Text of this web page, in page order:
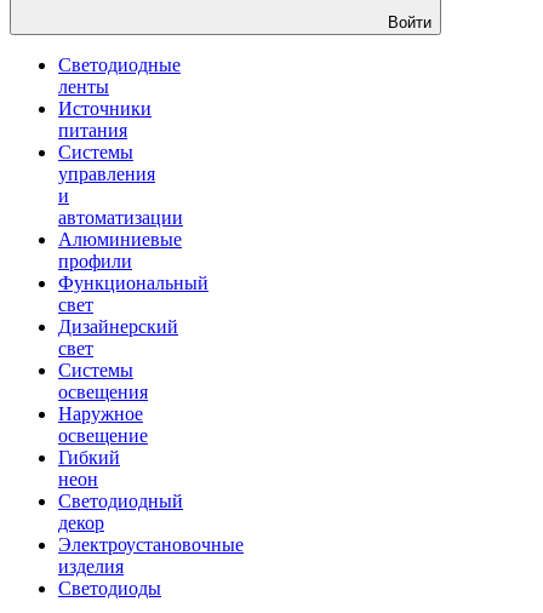
Войти
Светодиодные
ленты
Источники
питания
Системы
управления
и
автоматизации
Алюминиевые
профили
Функциональный
свет
Дизайнерский
свет
Системы
освещения
Наружное
освещение
Гибкий
неон
Светодиодный
декор
Электроустановочные
изделия
Светодиоды